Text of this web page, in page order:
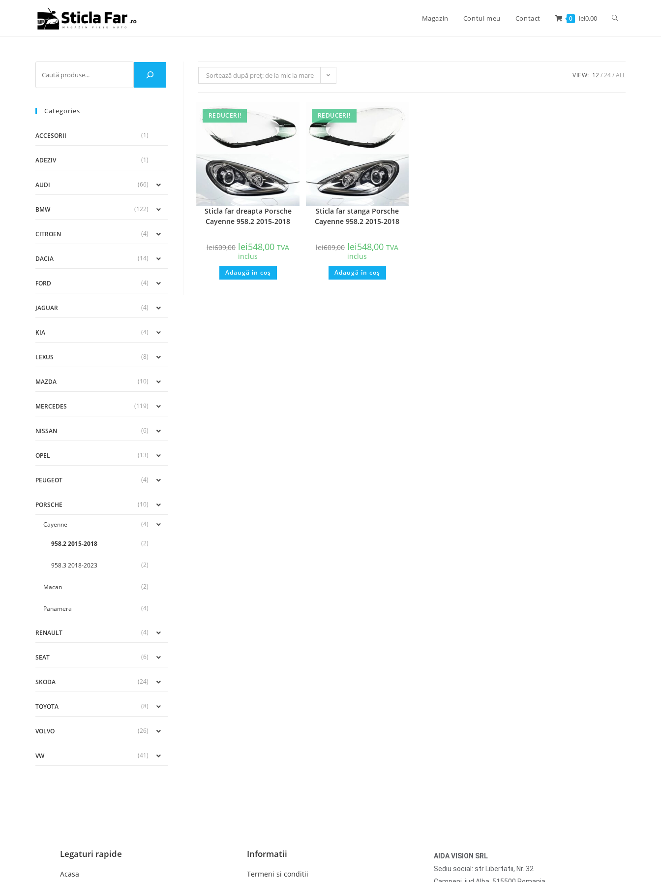
Magazin Contul meu Contact 0 lei0,00
Categories
ACCESORII (1)
ADEZIV (1)
AUDI (66)
BMW (122)
CITROEN (4)
DACIA (14)
FORD (4)
JAGUAR (4)
KIA (4)
LEXUS (8)
MAZDA (10)
MERCEDES (119)
NISSAN (6)
OPEL (13)
PEUGEOT (4)
PORSCHE (10)
Cayenne (4)
958.2 2015-2018 (2)
958.3 2018-2023 (2)
Macan (2)
Panamera (4)
RENAULT (4)
SEAT (6)
SKODA (24)
TOYOTA (8)
VOLVO (26)
VW (41)
Sortează după preț: de la mic la mare VIEW: 12 24 ALL
REDUCERI!
Sticla far dreapta Porsche
Cayenne 958.2 2015-2018
lei609,00 lei548,00 TVA
inclus
Adaugă în coș
REDUCERI!
Sticla far stanga Porsche
Cayenne 958.2 2015-2018
lei609,00 lei548,00 TVA
inclus
Adaugă în coș
Legaturi rapide
Acasa
Informatii
Termeni si conditii
AIDA VISION SRL
Sediu social: str Libertatii, Nr. 32